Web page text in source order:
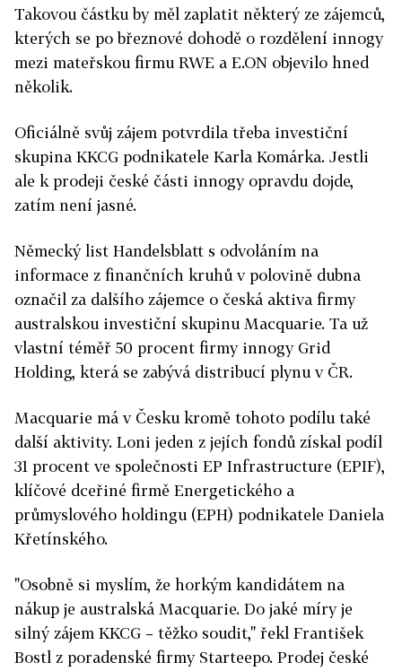
Takovou částku by měl zaplatit některý ze zájemců,
kterých se po březnové dohodě o rozdělení innogy
mezi mateřskou firmu RWE a E.ON objevilo hned
několik.
Oficiálně svůj zájem potvrdila třeba investiční
skupina KKCG podnikatele Karla Komárka. Jestli
ale k prodeji české části innogy opravdu dojde,
zatím není jasné.
Německý list Handelsblatt s odvoláním na
informace z finančních kruhů v polovině dubna
označil za dalšího zájemce o česká aktiva firmy
australskou investiční skupinu Macquarie. Ta už
vlastní téměř 50 procent firmy innogy Grid
Holding, která se zabývá distribucí plynu v ČR.
Macquarie má v Česku kromě tohoto podílu také
další aktivity. Loni jeden z jejích fondů získal podíl
31 procent ve společnosti EP Infrastructure (EPIF),
klíčové dceřiné firmě Energetického a
průmyslového holdingu (EPH) podnikatele Daniela
Křetínského.
"Osobně si myslím, že horkým kandidátem na
nákup je australská Macquarie. Do jaké míry je
silný zájem KKCG – těžko soudit," řekl František
Bostl z poradenské firmy Starteepo. Prodej české